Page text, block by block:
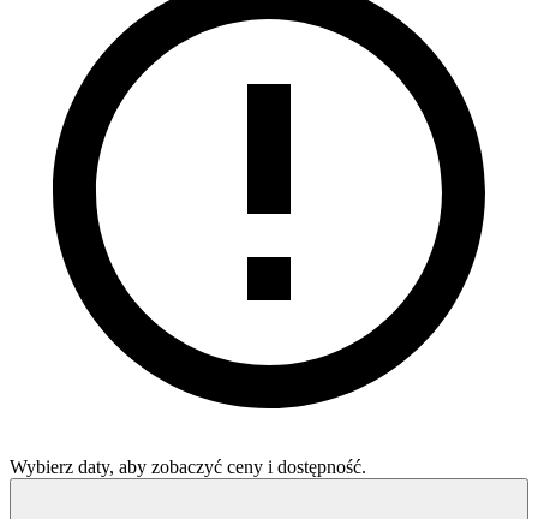
Wybierz daty, aby zobaczyć ceny i dostępność.